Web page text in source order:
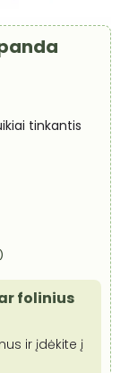
tinkantis
folinius
ir įdėkite į